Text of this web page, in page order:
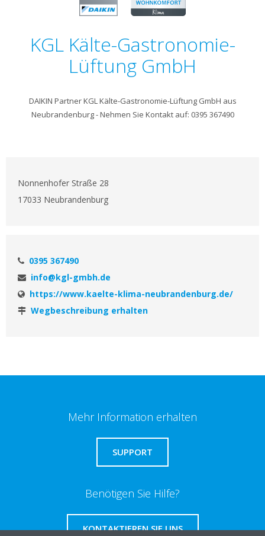
KGL Kälte-Gastronomie-
Lüftung GmbH
DAIKIN Partner KGL Kälte-Gastronomie-Lüftung GmbH aus
Neubrandenburg - Nehmen Sie Kontakt auf: 0395 367490
Nonnenhofer Straße 28
17033 Neubrandenburg
0395 367490
info@kgl-gmbh.de
https://www.kaelte-klima-neubrandenburg.de/
Wegbeschreibung erhalten
Mehr Information erhalten
SUPPORT
Benötigen Sie Hilfe?
KONTAKTIEREN SIE UNS